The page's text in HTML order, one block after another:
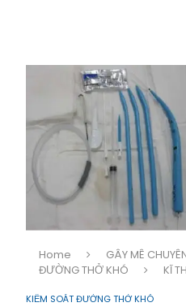
Home GÂY MÊ
ĐƯỜNG THỞ KHÓ
KĨ
KIỂM SOÁT ĐƯỜNG THỞ KHÓ